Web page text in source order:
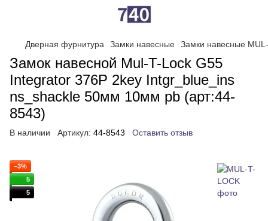
Дверная фурнитура Замки навесные Замки навесные
Замок навесной Mul-T-Lock G55
Integrator 376P 2key Intgr_blue_ins
ns_shackle 50мм 10мм pb (арт:44-
8543)
В наличии Артикул: 44-8543 Оставить отзыв
−3%
5
5